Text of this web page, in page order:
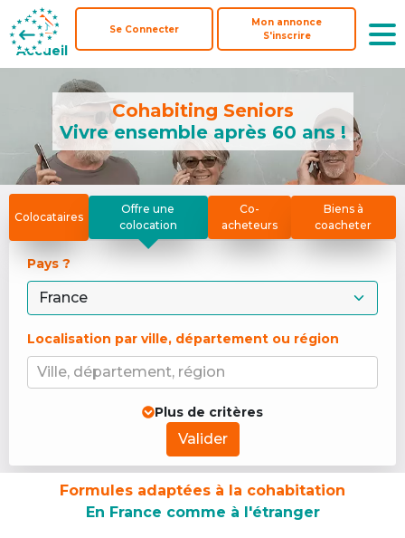
Accueil
Se Connecter
Mon annonce
S'inscrire
Accueil
Se Connecter
Mon annonce
S'inscrire
Cohabiting Seniors
Vivre ensemble après 60 ans !
Colocataires
Offre une
colocation
Co-
acheteurs
Biens à
coacheter
Pays ?
Localisation par ville, département ou région
Ville, département, région
Plus de critères
Valider
Formules adaptées à la cohabitation
En France comme à l'étranger